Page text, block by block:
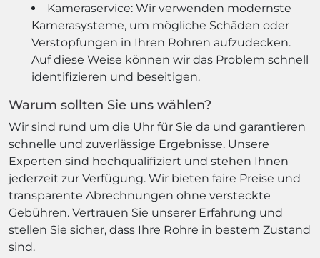
Kameraservice: Wir verwenden modernste
Kamerasysteme, um mögliche Schäden oder
Verstopfungen in Ihren Rohren aufzudecken.
Auf diese Weise können wir das Problem schnell
identifizieren und beseitigen.
Warum sollten Sie uns wählen?
Wir sind rund um die Uhr für Sie da und garantieren
schnelle und zuverlässige Ergebnisse. Unsere
Experten sind hochqualifiziert und stehen Ihnen
jederzeit zur Verfügung. Wir bieten faire Preise und
transparente Abrechnungen ohne versteckte
Gebühren. Vertrauen Sie unserer Erfahrung und
stellen Sie sicher, dass Ihre Rohre in bestem Zustand
sind.